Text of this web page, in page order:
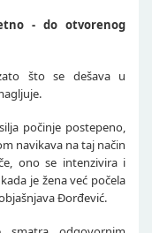
- do otvorenog
što se dešava u
počinje postepeno,
navikava na taj način
ono se intenzivira i
je žena već počela
Đorđević.